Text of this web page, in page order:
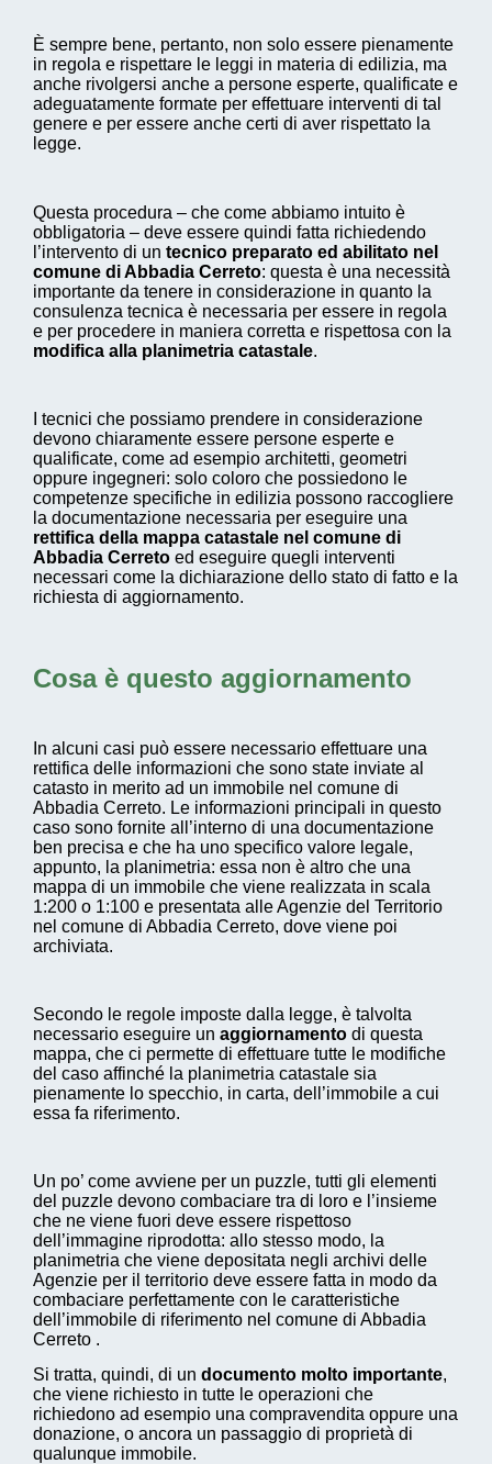
È sempre bene, pertanto, non solo essere pienamente
in regola e rispettare le leggi in materia di edilizia, ma
anche rivolgersi anche a persone esperte, qualificate e
adeguatamente formate per effettuare interventi di tal
genere e per essere anche certi di aver rispettato la
legge.
Questa procedura – che come abbiamo intuito è
obbligatoria – deve essere quindi fatta richiedendo
l’intervento di un tecnico preparato ed abilitato nel
comune di Abbadia Cerreto: questa è una necessità
importante da tenere in considerazione in quanto la
consulenza tecnica è necessaria per essere in regola
e per procedere in maniera corretta e rispettosa con la
modifica alla planimetria catastale.
I tecnici che possiamo prendere in considerazione
devono chiaramente essere persone esperte e
qualificate, come ad esempio architetti, geometri
oppure ingegneri: solo coloro che possiedono le
competenze specifiche in edilizia possono raccogliere
la documentazione necessaria per eseguire una
rettifica della mappa catastale nel comune di
Abbadia Cerreto ed eseguire quegli interventi
necessari come la dichiarazione dello stato di fatto e la
richiesta di aggiornamento.
Cosa è questo aggiornamento
In alcuni casi può essere necessario effettuare una
rettifica delle informazioni che sono state inviate al
catasto in merito ad un immobile nel comune di
Abbadia Cerreto. Le informazioni principali in questo
caso sono fornite all’interno di una documentazione
ben precisa e che ha uno specifico valore legale,
appunto, la planimetria: essa non è altro che una
mappa di un immobile che viene realizzata in scala
1:200 o 1:100 e presentata alle Agenzie del Territorio
nel comune di Abbadia Cerreto, dove viene poi
archiviata.
Secondo le regole imposte dalla legge, è talvolta
necessario eseguire un aggiornamento di questa
mappa, che ci permette di effettuare tutte le modifiche
del caso affinché la planimetria catastale sia
pienamente lo specchio, in carta, dell’immobile a cui
essa fa riferimento.
Un po’ come avviene per un puzzle, tutti gli elementi
del puzzle devono combaciare tra di loro e l’insieme
che ne viene fuori deve essere rispettoso
dell’immagine riprodotta: allo stesso modo, la
planimetria che viene depositata negli archivi delle
Agenzie per il territorio deve essere fatta in modo da
combaciare perfettamente con le caratteristiche
dell’immobile di riferimento nel comune di Abbadia
Cerreto .
Si tratta, quindi, di un documento molto importante,
che viene richiesto in tutte le operazioni che
richiedono ad esempio una compravendita oppure una
donazione, o ancora un passaggio di proprietà di
qualunque immobile.